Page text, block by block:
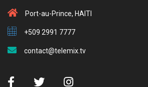
Port-au-Prince, HAITI
+509 2991 7777
contact@telemix.tv